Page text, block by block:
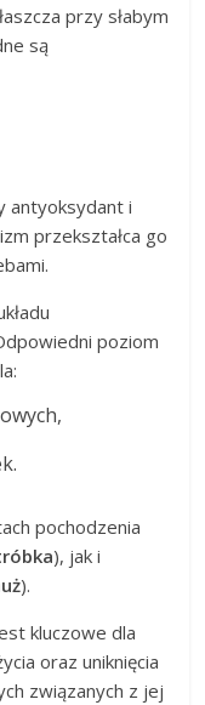
przy słabym
są
antyoksydant i
przekształca go
poziom
pochodzenia
), jak i
).
kluczowe dla
oraz uniknięcia
związanych z jej